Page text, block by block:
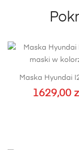
Maska Hyundai
1629,00